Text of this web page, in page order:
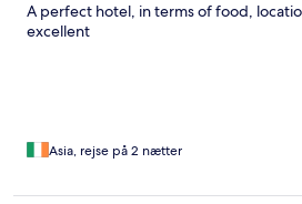
A perfect hotel, in terms of food,
excellent
Asia, rejse på 2 nætter